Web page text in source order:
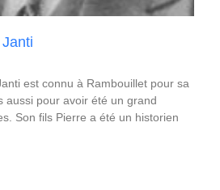
est connu à Rambouillet pour sa
aussi pour avoir été un grand
Son fils Pierre a été un historien